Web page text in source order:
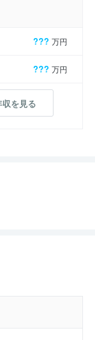
??? 万円
??? 万円
を見る